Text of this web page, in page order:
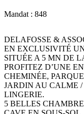
Mandat : 848
DELAFOSSE &
EN EXCLUSIVITÉ
SITUÉE A 5 MN DE
PROFITEZ D’UNE
CHEMINÉE,
JARDIN AU CALME
LINGERIE.
5 BELLES